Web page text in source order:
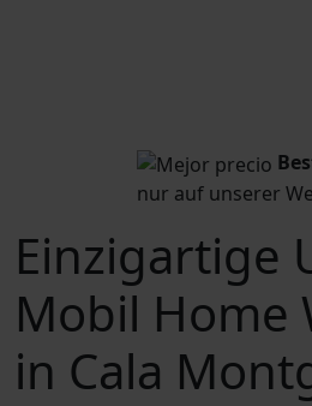
nur auf unserer
Einzigartige
Mobil Home
in Cala